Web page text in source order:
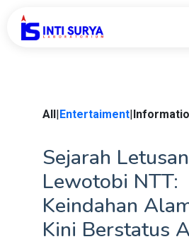
All|Entertaiment|
Sejarah
Lewotobi NTT:
Keindahan
Kini Berstatus